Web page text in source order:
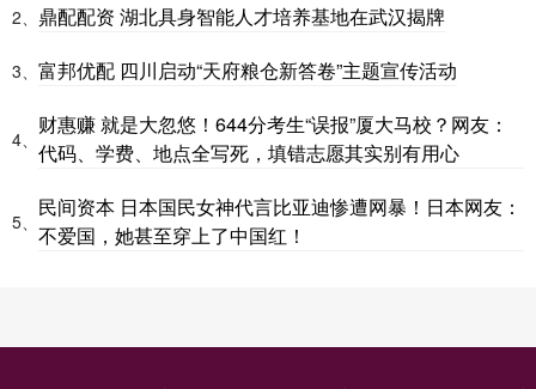
2、 鼎配配资 湖北具身智能人才培养基地在武汉揭牌
3、 富邦优配 四川启动“天府粮仓新答卷”主题宣传活动
4、
财惠赚 就是大忽悠！644分考生“误报”厦大马校？网友：
代码、学费、地点全写死，填错志愿其实别有用心
5、
民间资本 日本国民女神代言比亚迪惨遭网暴！日本网友：
不爱国，她甚至穿上了中国红！